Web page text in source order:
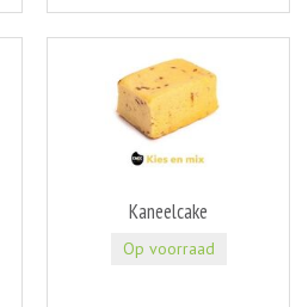
Kaneelcake
Op voorraad